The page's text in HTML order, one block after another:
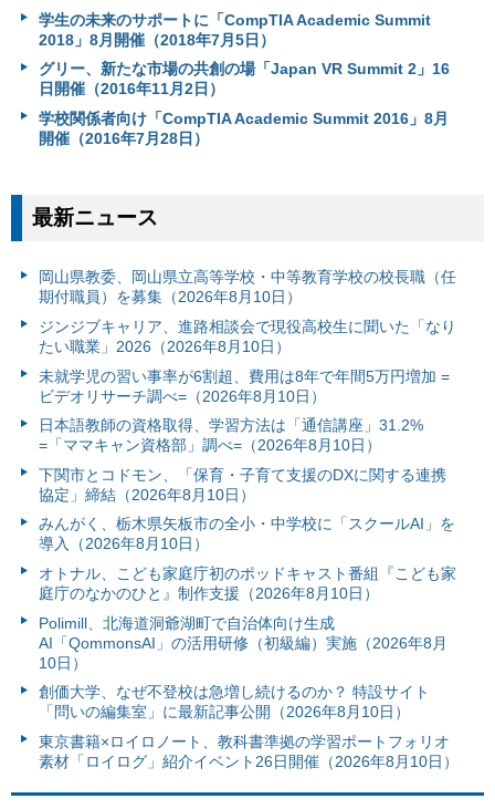
学生の未来のサポートに「CompTIA Academic Summit
2018」8月開催（2018年7月5日）
グリー、新たな市場の共創の場「Japan VR Summit 2」16
日開催（2016年11月2日）
学校関係者向け「CompTIA Academic Summit 2016」8月
開催（2016年7月28日）
最新ニュース
岡山県教委、岡山県立高等学校・中等教育学校の校長職（任
期付職員）を募集（2026年8月10日）
ジンジブキャリア、進路相談会で現役高校生に聞いた「なり
たい職業」2026（2026年8月10日）
未就学児の習い事率が6割超、費用は8年で年間5万円増加 =
ビデオリサーチ調べ=（2026年8月10日）
日本語教師の資格取得、学習方法は「通信講座」31.2%
=「ママキャン資格部」調べ=（2026年8月10日）
下関市とコドモン、「保育・子育て支援のDXに関する連携
協定」締結（2026年8月10日）
みんがく、栃木県矢板市の全小・中学校に「スクールAI」を
導入（2026年8月10日）
オトナル、こども家庭庁初のポッドキャスト番組『こども家
庭庁のなかのひと』制作支援（2026年8月10日）
Polimill、北海道洞爺湖町で自治体向け生成
AI「QommonsAI」の活用研修（初級編）実施（2026年8月
10日）
創価大学、なぜ不登校は急増し続けるのか？ 特設サイト
「問いの編集室」に最新記事公開（2026年8月10日）
東京書籍×ロイロノート、教科書準拠の学習ポートフォリオ
素材「ロイログ」紹介イベント26日開催（2026年8月10日）